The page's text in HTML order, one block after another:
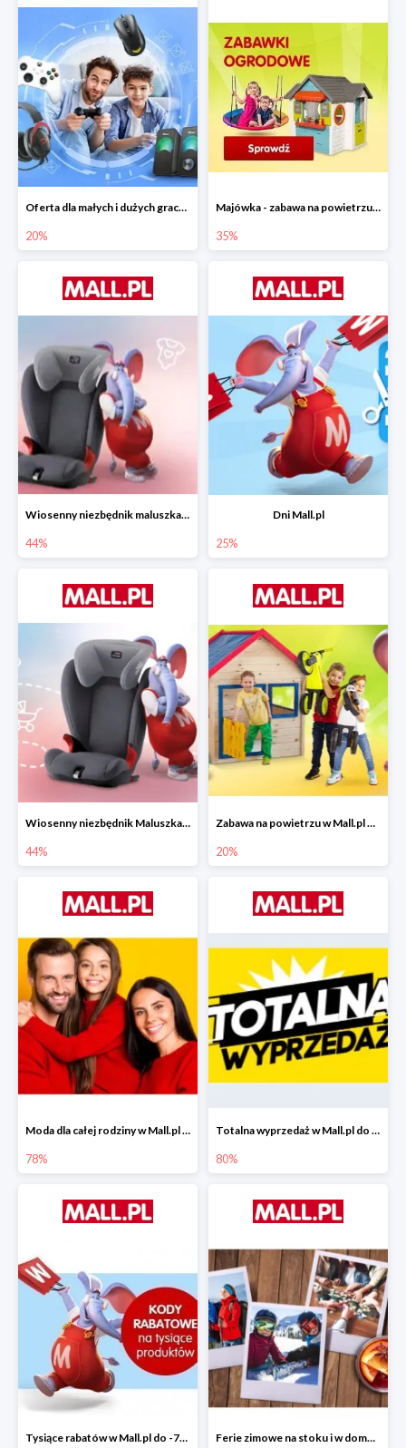
Oferta dla małych i dużych graczy w Mall.pl do -20%
20%
Majówka - zabawa na powietrzu do -35%
35%
Wiosenny niezbędnik maluszka do -44% taniej
44%
Dni Mall.pl
25%
Wiosenny niezbędnik Maluszka w Mall.pl do -44%
44%
Zabawa na powietrzu w Mall.pl do -20%
20%
Moda dla całej rodziny w Mall.pl do -78%
78%
Totalna wyprzedaż w Mall.pl do -80%
80%
Tysiące rabatów w Mall.pl do -70% Ferie zimowe na stoku i w domu w Mall.pl do -40%